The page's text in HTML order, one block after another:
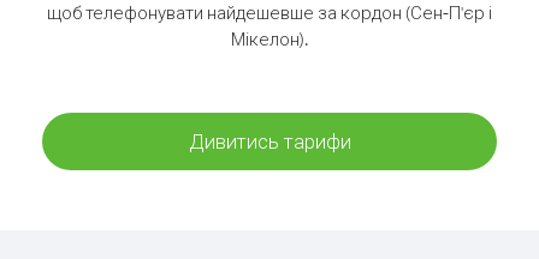
щоб телефонувати найдешевше за кордон (Сен-П'єр і
Мікелон).
Дивитись тарифи